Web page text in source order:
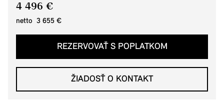
4 496 €
netto 3 655 €
REZERVOVAŤ S POPLATKOM
ŽIADOSŤ O KONTAKT